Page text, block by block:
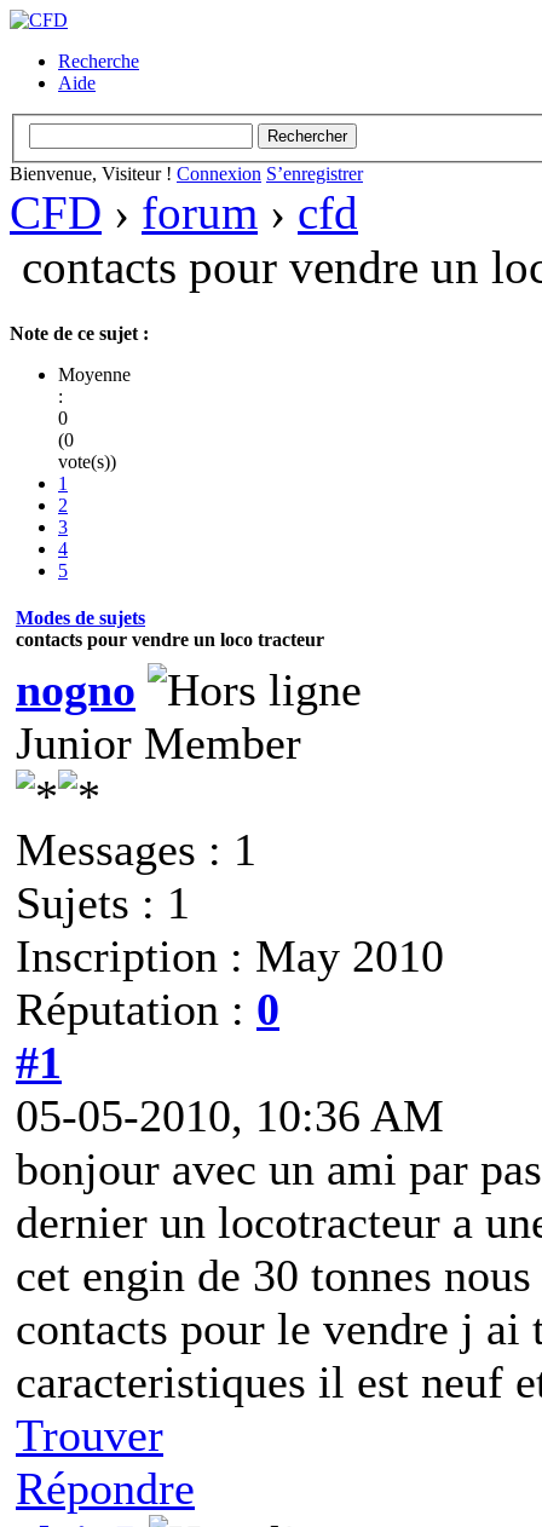
Recherche
Aide
Bienvenue, Visiteur ! Connexion S’enregistrer
CFD › forum › cfd
contacts pour vendre un
Note de ce sujet :
Moyenne
:
0
(0
vote(s))
1
2
3
4
5
Modes de sujets
contacts pour vendre un loco tracteur
nogno
Junior Member
Messages : 1
Sujets : 1
Inscription : May 2010
Réputation : 0
#1
05-05-2010, 10:36 AM
bonjour avec un ami par
dernier un locotracteur a
cet engin de 30 tonnes
contacts pour le vendre j ai
caracteristiques il est neuf
Trouver
Répondre